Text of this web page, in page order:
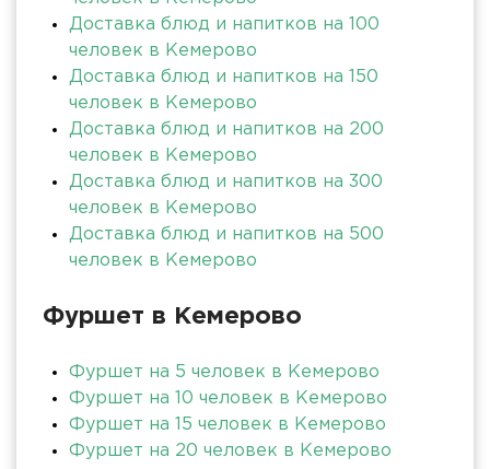
Доставка блюд и напитков на 100
человек в Кемерово
Доставка блюд и напитков на 150
человек в Кемерово
Доставка блюд и напитков на 200
человек в Кемерово
Доставка блюд и напитков на 300
человек в Кемерово
Доставка блюд и напитков на 500
человек в Кемерово
Фуршет в Кемерово
Фуршет на 5 человек в Кемерово
Фуршет на 10 человек в Кемерово
Фуршет на 15 человек в Кемерово
Фуршет на 20 человек в Кемерово